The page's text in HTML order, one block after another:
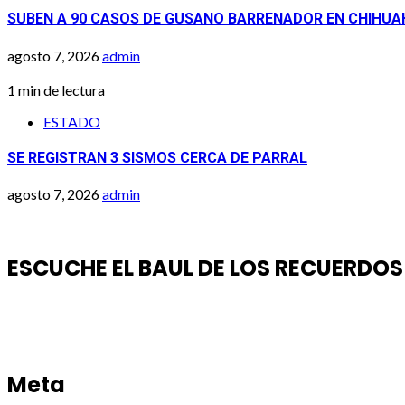
SUBEN A 90 CASOS DE GUSANO BARRENADOR EN
agosto 7, 2026admin
1 min de lectura
ESTADO
SE REGISTRAN 3 SISMOS CERCA DE PARRAL
agosto 7, 2026admin
ESCUCHE EL BAUL DE LOS RECUERDOS
Meta